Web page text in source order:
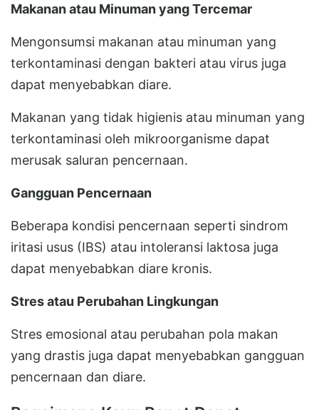
Makanan atau Minuman yang Tercemar
Mengonsumsi makanan atau minuman yang
terkontaminasi dengan bakteri atau virus juga
dapat menyebabkan diare.
Makanan yang tidak higienis atau minuman yang
terkontaminasi oleh mikroorganisme dapat
merusak saluran pencernaan.
Gangguan Pencernaan
Beberapa kondisi pencernaan seperti sindrom
iritasi usus (IBS) atau intoleransi laktosa juga
dapat menyebabkan diare kronis.
Stres atau Perubahan Lingkungan
Stres emosional atau perubahan pola makan
yang drastis juga dapat menyebabkan gangguan
pencernaan dan diare.